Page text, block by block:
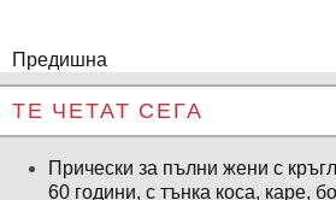
Предишна
ТЕ ЧЕТАТ СЕГА
Прически за пълни жени с
60 години, с тънка коса, каре,